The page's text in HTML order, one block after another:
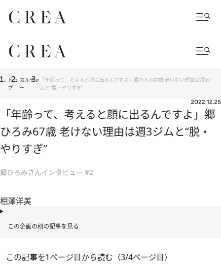
トッ
プ
カルチャ
ー
「年齢って、考えると顔に出るんですよ」郷ひろみ67歳 老けない理由は週3ジ
ムと“脱・やりすぎ”
2022.12.25
「年齢って、考えると顔に出るんですよ」郷
ひろみ67歳 老けない理由は週3ジムと“脱・
やりすぎ”
郷ひろみさんインタビュー #2
相澤洋美
この企画の別の記事を見る
この記事を1ページ目から読む（3/4ページ目）